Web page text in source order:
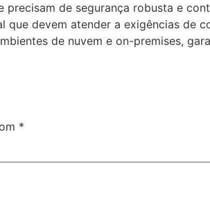
precisam de segurança robusta e
devem atender a exigências de
de nuvem e on-premises,
*